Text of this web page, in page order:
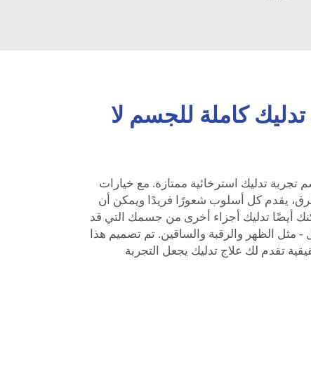
كاملة للجسم لا
تجربة تدليك استرخائية ممتازة. مع خيارات
يقدم كل أسلوب شعورًا فريدًا ويمكن أن
أيضًا تدليك أجزاء أخرى من جسمك التي قد
- مثل الظهر والرقبة والساقين. تم تصميم هذا
تقدم لك علاج تدليك يجعل التجربة